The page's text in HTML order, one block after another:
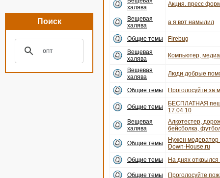
Поиск
халява
Акция. пресс
Вещевая
халява
а я вот намылил
Общие темы
Firebug
Вещевая
халява
Компьютер,
Вещевая
халява
Люди добрые
Общие темы Проголосуйте за
Общие темы
БЕСПЛАТНАЯ
17.04.10
Вещевая
халява
Алкотестер,
бейсболка,
Общие темы
Нужен модератор
Down-House.ru
Общие темы
На днях
Общие темы Проголосуйте